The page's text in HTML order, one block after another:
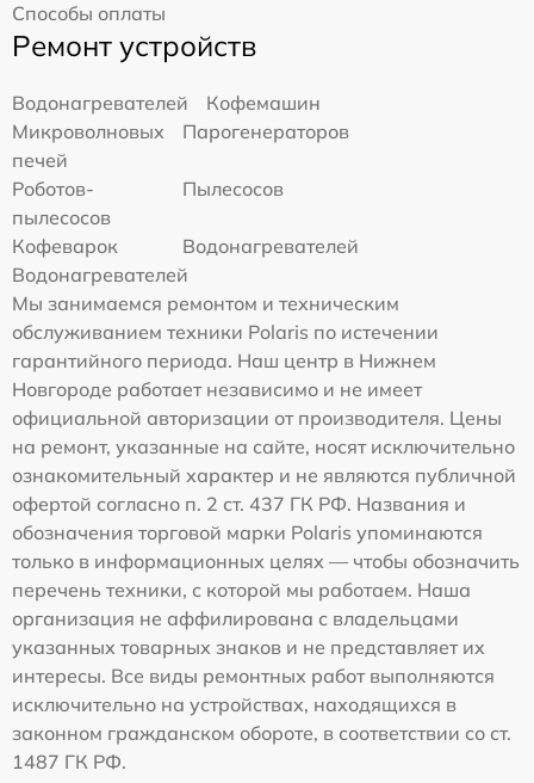
Способы оплаты
Ремонт устройств
Водонагревателей
Кофемашин
Микроволновых
печей
Парогенераторов
Роботов-
пылесосов
Пылесосов
Кофеварок
Водонагревателей
Водонагревателей
Мы занимаемся ремонтом и техническим
обслуживанием техники Polaris по истечении
гарантийного периода. Наш центр в Нижнем
Новгороде работает независимо и не имеет
официальной авторизации от производителя. Цены
на ремонт, указанные на сайте, носят исключительно
ознакомительный характер и не являются публичной
офертой согласно п. 2 ст. 437 ГК РФ. Названия и
обозначения торговой марки Polaris упоминаются
только в информационных целях — чтобы обозначить
перечень техники, с которой мы работаем. Наша
организация не аффилирована с владельцами
указанных товарных знаков и не представляет их
интересы. Все виды ремонтных работ выполняются
исключительно на устройствах, находящихся в
законном гражданском обороте, в соответствии со ст.
1487 ГК РФ.